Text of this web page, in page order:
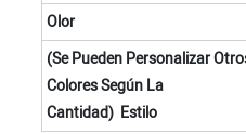
Olor
(se Pueden Personalizar
Colores Según La
Cantidad) Estilo